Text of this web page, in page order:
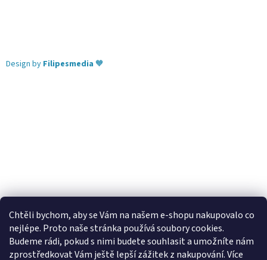
Chtěli bychom, aby se Vám na našem e-shopu nakupovalo co
nejlépe. Proto naše stránka používá soubory cookies.
Budeme rádi, pokud s nimi budete souhlasit a umožníte nám
zprostředkovat Vám ještě lepší zážitek z nakupování.Více
Design by Filipesmedia 🧡
Lekva nábytek ubytování pod Pálavou kování Tulip
úchytky Gamet
úchytky Siro Blum - perfecting motion